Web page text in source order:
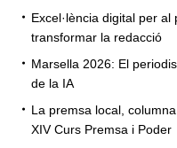
Excel·lència digital per
transformar la redacció
Marsella 2026: El
de la IA
La premsa local,
XIV Curs Premsa i Poder